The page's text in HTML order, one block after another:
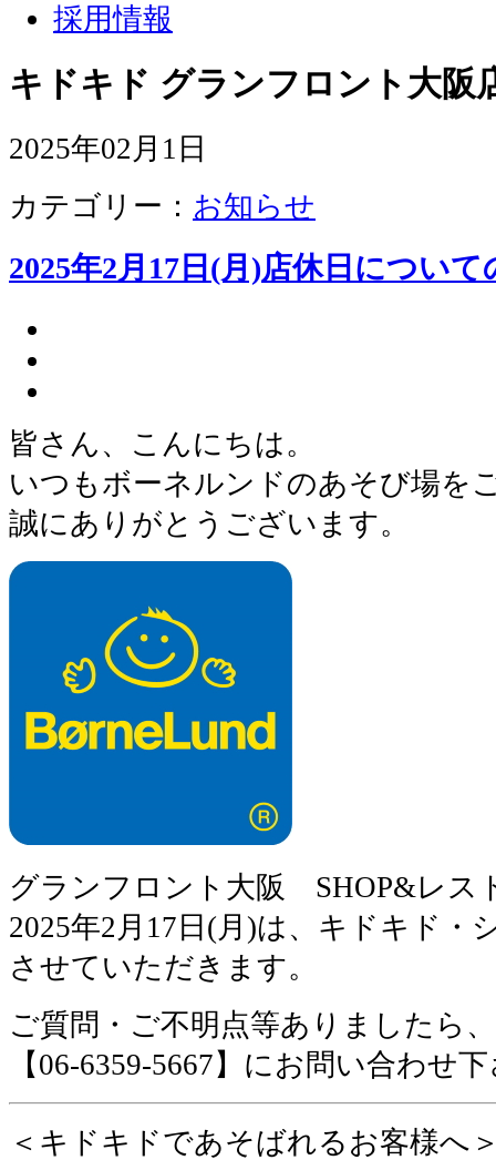
採用情報
キドキド グランフロント大阪
2025年02月1日
カテゴリー： お知らせ
2025年2月17日(月)店休日につい
皆さん、こんにちは。
いつもボーネルンドのあそび場を
誠にありがとうございます。
グランフロント大阪 SHOP&レス
2025年2月17日(月)は、キドキド・
させていただきます。
ご質問・ご不明点等ありましたら
【06-6359-5667】にお問い合わせ
＜キドキドであそばれるお客様へ